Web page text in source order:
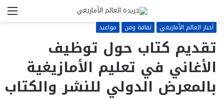
عن
أخبار العالم الأمازيغي ثقافة وفن مواعيد
تقديم كتاب حول توظيف
الأغاني في تعليم الأمازيغية
بالمعرض الدولي للنشر والكتاب